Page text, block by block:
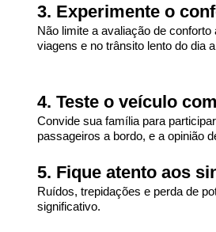
3. Experimente o
Não limite a avaliação de
viagens e no trânsito lento do dia
4. Teste o veículo
Convide sua família para
passageiros a bordo, e a opinião
5. Fique atento aos
Ruídos, trepidações e perda de
significativo.